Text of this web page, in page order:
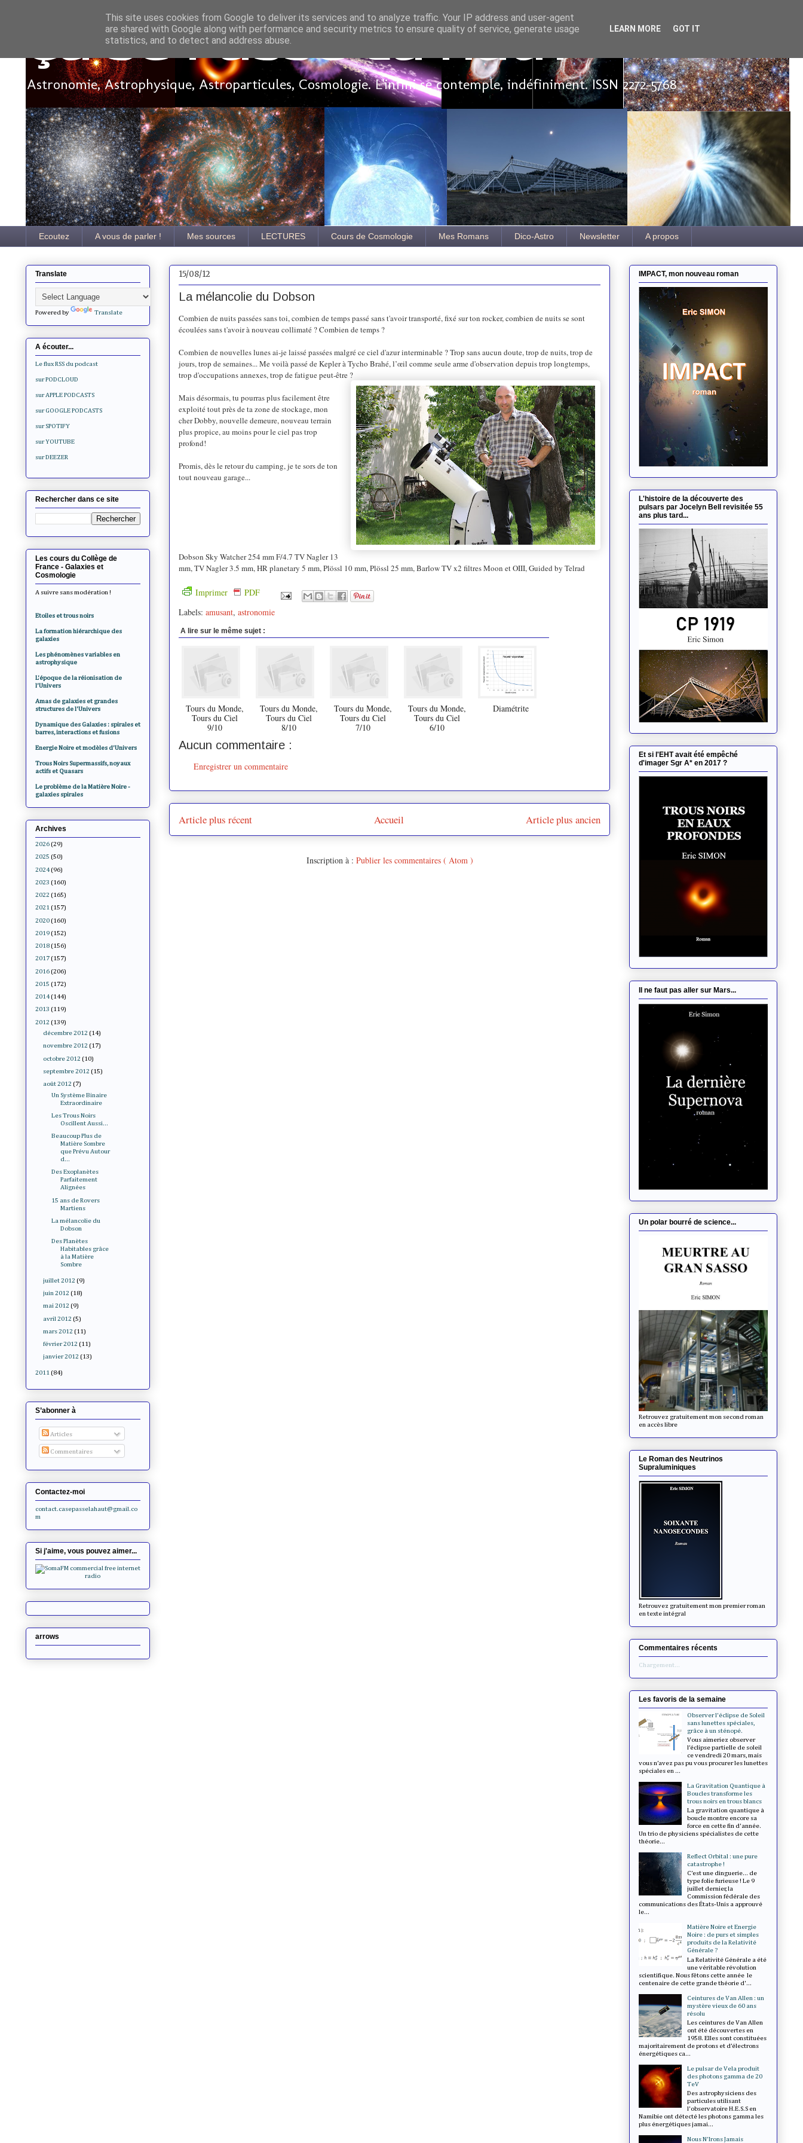
Ça se passe là haut
Astronomie, Astrophysique, Astroparticules, Cosmologie. L'infini se contemple, indéfiniment. ISSN 2272-5768
Ecoutez A vous de parler ! Mes sources LECTURES Cours de Cosmologie Mes Romans Dico-Astro Newsletter A propos
15/08/12
La mélancolie du Dobson
Combien de nuits passées sans toi, combien de temps passé sans t'avoir transporté, fixé sur ton rocker, combien de nuits se sont
écoulées sans t'avoir à nouveau collimaté ? Combien de temps ?
Combien de nouvelles lunes ai-je laissé passées malgré ce ciel d'azur interminable ? Trop sans aucun doute, trop de nuits, trop de
jours, trop de semaines... Me voilà passé de Kepler à Tycho Brahé, l’œil comme seule arme d'observation depuis trop longtemps,
trop d'occupations annexes, trop de fatigue peut-être ?
Mais désormais, tu pourras plus facilement être
exploité tout près de ta zone de stockage, mon
cher Dobby, nouvelle demeure, nouveau terrain
plus propice, au moins pour le ciel pas trop
profond!
Promis, dès le retour du camping, je te sors de ton
tout nouveau garage...
Dobson Sky Watcher 254 mm F/4.7 TV Nagler 13
mm, TV Nagler 3.5 mm, HR planetary 5 mm, Plössl 10 mm, Plössl 25 mm, Barlow TV x2 filtres Moon et OIII, Guided by Telrad
Imprimer
PDF
Labels: amusant, astronomie
A lire sur le même sujet :
Tours du Monde,
Tours du Ciel
9/10
Tours du Monde,
Tours du Ciel
8/10
Tours du Monde,
Tours du Ciel
7/10
Tours du Monde,
Tours du Ciel
6/10
Diamétrite
Aucun commentaire :
Enregistrer un commentaire
Article plus récent Article plus ancien
Accueil
Inscription à : Publier les commentaires ( Atom )
Translate
Powered by Translate
A écouter...
Le flux RSS du podcast
sur PODCLOUD
sur APPLE PODCASTS
sur GOOGLE PODCASTS
sur SPOTIFY
sur YOUTUBE
sur DEEZER
Rechercher dans ce site
Les cours du Collège de
France - Galaxies et
Cosmologie
A suivre sans modération !
Etoiles et trous noirs
La formation hiérarchique des
galaxies
Les phénomènes variables en
astrophysique
L'époque de la réionisation de
l'Univers
Amas de galaxies et grandes
structures de l'Univers
Dynamique des Galaxies : spirales et
barres, interactions et fusions
Energie Noire et modèles d'Univers
Trous Noirs Supermassifs, noyaux
actifs et Quasars
Le problème de la Matière Noire -
galaxies spirales
Archives
2026 (29)
2025 (50)
2024 (96)
2023 (160)
2022 (165)
2021 (157)
2020 (160)
2019 (152)
2018 (156)
2017 (157)
2016 (206)
2015 (172)
2014 (144)
2013 (119)
2012 (139)
décembre 2012 (14)
novembre 2012 (17)
octobre 2012 (10)
septembre 2012 (15)
août 2012 (7)
Un Système Binaire
Extraordinaire
Les Trous Noirs
Oscillent Aussi...
Beaucoup Plus de
Matière Sombre
que Prévu Autour
d...
Des Exoplanètes
Parfaitement
Alignées
15 ans de Rovers
Martiens
La mélancolie du
Dobson
Des Planètes
Habitables grâce
à la Matière
Sombre
juillet 2012 (9)
juin 2012 (18)
mai 2012 (9)
avril 2012 (5)
mars 2012 (11)
février 2012 (11)
janvier 2012 (13)
2011 (84)
S’abonner à
Articles
Commentaires
Contactez-moi
contact.casepasselahaut@gmail.co
m
Si j'aime, vous pouvez aimer...
arrows
IMPACT, mon nouveau roman
L'histoire de la découverte des
pulsars par Jocelyn Bell revisitée 55
ans plus tard...
Et si l'EHT avait été empêché
d'imager Sgr A* en 2017 ?
Il ne faut pas aller sur Mars...
Un polar bourré de science...
Retrouvez gratuitement mon second roman
en accès libre
Le Roman des Neutrinos
Supraluminiques
Retrouvez gratuitement mon premier roman
en texte intégral
Commentaires récents
Chargement...
Les favoris de la semaine
Observer l'éclipse de Soleil
sans lunettes spéciales,
grâce à un sténopé.
Vous aimeriez observer
l’éclipse partielle de soleil
ce vendredi 20 mars, mais
vous n’avez pas pu vous procurer les lunettes
spéciales en ...
La Gravitation Quantique à
Boucles transforme les
trous noirs en trous blancs
La gravitation quantique à
boucle montre encore sa
force en cette fin d'année.
Un trio de physiciens spécialistes de cette
théorie...
Reflect Orbital : une pure
catastrophe !
C’est une dinguerie... de
type folie furieuse ! Le 9
juillet dernier, la
Commission fédérale des
communications des États-Unis a approuvé
le...
Matière Noire et Energie
Noire : de purs et simples
produits de la Relativité
Générale ?
La Relativité Générale a été
une véritable révolution
scientifique. Nous fêtons cette année le
centenaire de cette grande théorie d'...
Ceintures de Van Allen : un
mystère vieux de 60 ans
résolu
Les ceintures de Van Allen
ont été découvertes en
1958. Elles sont constituées
majoritairement de protons et d’électrons
énergétiques ca...
Le pulsar de Vela produit
des photons gamma de 20
TeV
Des astrophysiciens des
particules utilisant
l'observatoire H.E.S.S en
Namibie ont détecté les photons gamma les
plus énergétiques jamai...
Nous N'Irons Jamais
This site uses cookies from Google to deliver its services and to analyze traffic. Your IP address and user-agent
are shared with Google along with performance and security metrics to ensure quality of service, generate usage
statistics, and to detect and address abuse.
LEARN MORE GOT IT